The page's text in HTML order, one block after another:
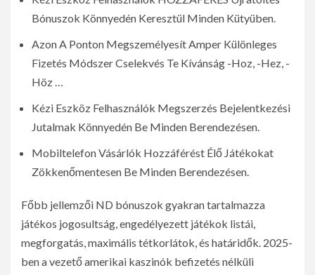
Bónuszok Könnyedén Keresztül Minden Kütyüben.
Azon A Ponton Megszemélyesít Amper Különleges
Fizetés Módszer Cselekvés Te Kívánság -Hoz, -Hez, -
Höz …
Kézi Eszköz Felhasználók Megszerzés Bejelentkezési
Jutalmak Könnyedén Be Minden Berendezésen.
Mobiltelefon Vásárlók Hozzáférést Élő Játékokat
Zökkenőmentesen Be Minden Berendezésen.
Főbb jellemzői ND bónuszok gyakran tartalmazza
játékos jogosultság, engedélyezett játékok listái,
megforgatás, maximális tétkorlátok, és határidők. 2025-
ben a vezető amerikai kaszinók befizetés nélküli